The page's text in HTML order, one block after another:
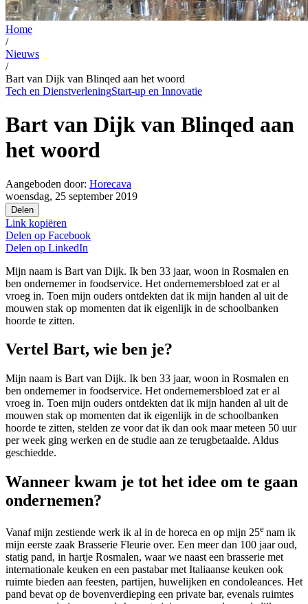
Home
/
Nieuws
/
Bart van Dijk van Blinqed aan het woord
Tech en DienstverleningStart-up en Innovatie
Bart van Dijk van Blinqed aan
het woord
Aangeboden door: Horecava
woensdag, 25 september 2019
Delen
Link kopiëren
Delen op Facebook
Delen op LinkedIn
Mijn naam is Bart van Dijk. Ik ben 33 jaar, woon in Rosmalen en
ben ondernemer in foodservice. Het ondernemersbloed zat er al
vroeg in. Toen mijn ouders ontdekten dat ik mijn handen al uit de
mouwen stak op momenten dat ik eigenlijk in de schoolbanken
hoorde te zitten.
Vertel Bart, wie ben je?
Mijn naam is Bart van Dijk. Ik ben 33 jaar, woon in Rosmalen en
ben ondernemer in foodservice. Het ondernemersbloed zat er al
vroeg in. Toen mijn ouders ontdekten dat ik mijn handen al uit de
mouwen stak op momenten dat ik eigenlijk in de schoolbanken
hoorde te zitten, stelden ze voor dat ik dan ook maar meteen 50 uur
per week ging werken en de studie aan ze terugbetaalde. Aldus
geschiedde.
Wanneer kwam je tot het idee om te gaan
ondernemen?
Vanaf mijn zestiende werk ik al in de horeca en op mijn 25e nam ik
mijn eerste zaak Brasserie Fleurie over. Een meer dan 100 jaar oud,
statig pand, in hartje Rosmalen, waar we naast een brasserie met
internationale keuken en een pastabar met Italiaanse keuken ook
ruimte bieden aan feesten, partijen, huwelijken en condoleances. Het
pand bevat op de bovenverdieping een private bar, evenals ruimtes